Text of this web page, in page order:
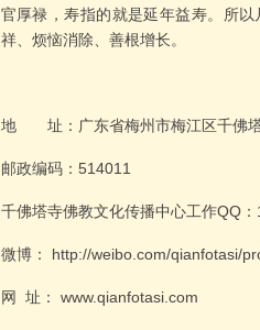
官厚禄，寿指的就是延年益寿。所以
祥、烦恼消除、善根增长。
地 址：广东省梅州市梅江区千佛
邮政编码：514011
千佛塔寺佛教文化传播中心工作QQ
微博： http://weibo.com/qianfotasi/
网 址： www.qianfotasi.com